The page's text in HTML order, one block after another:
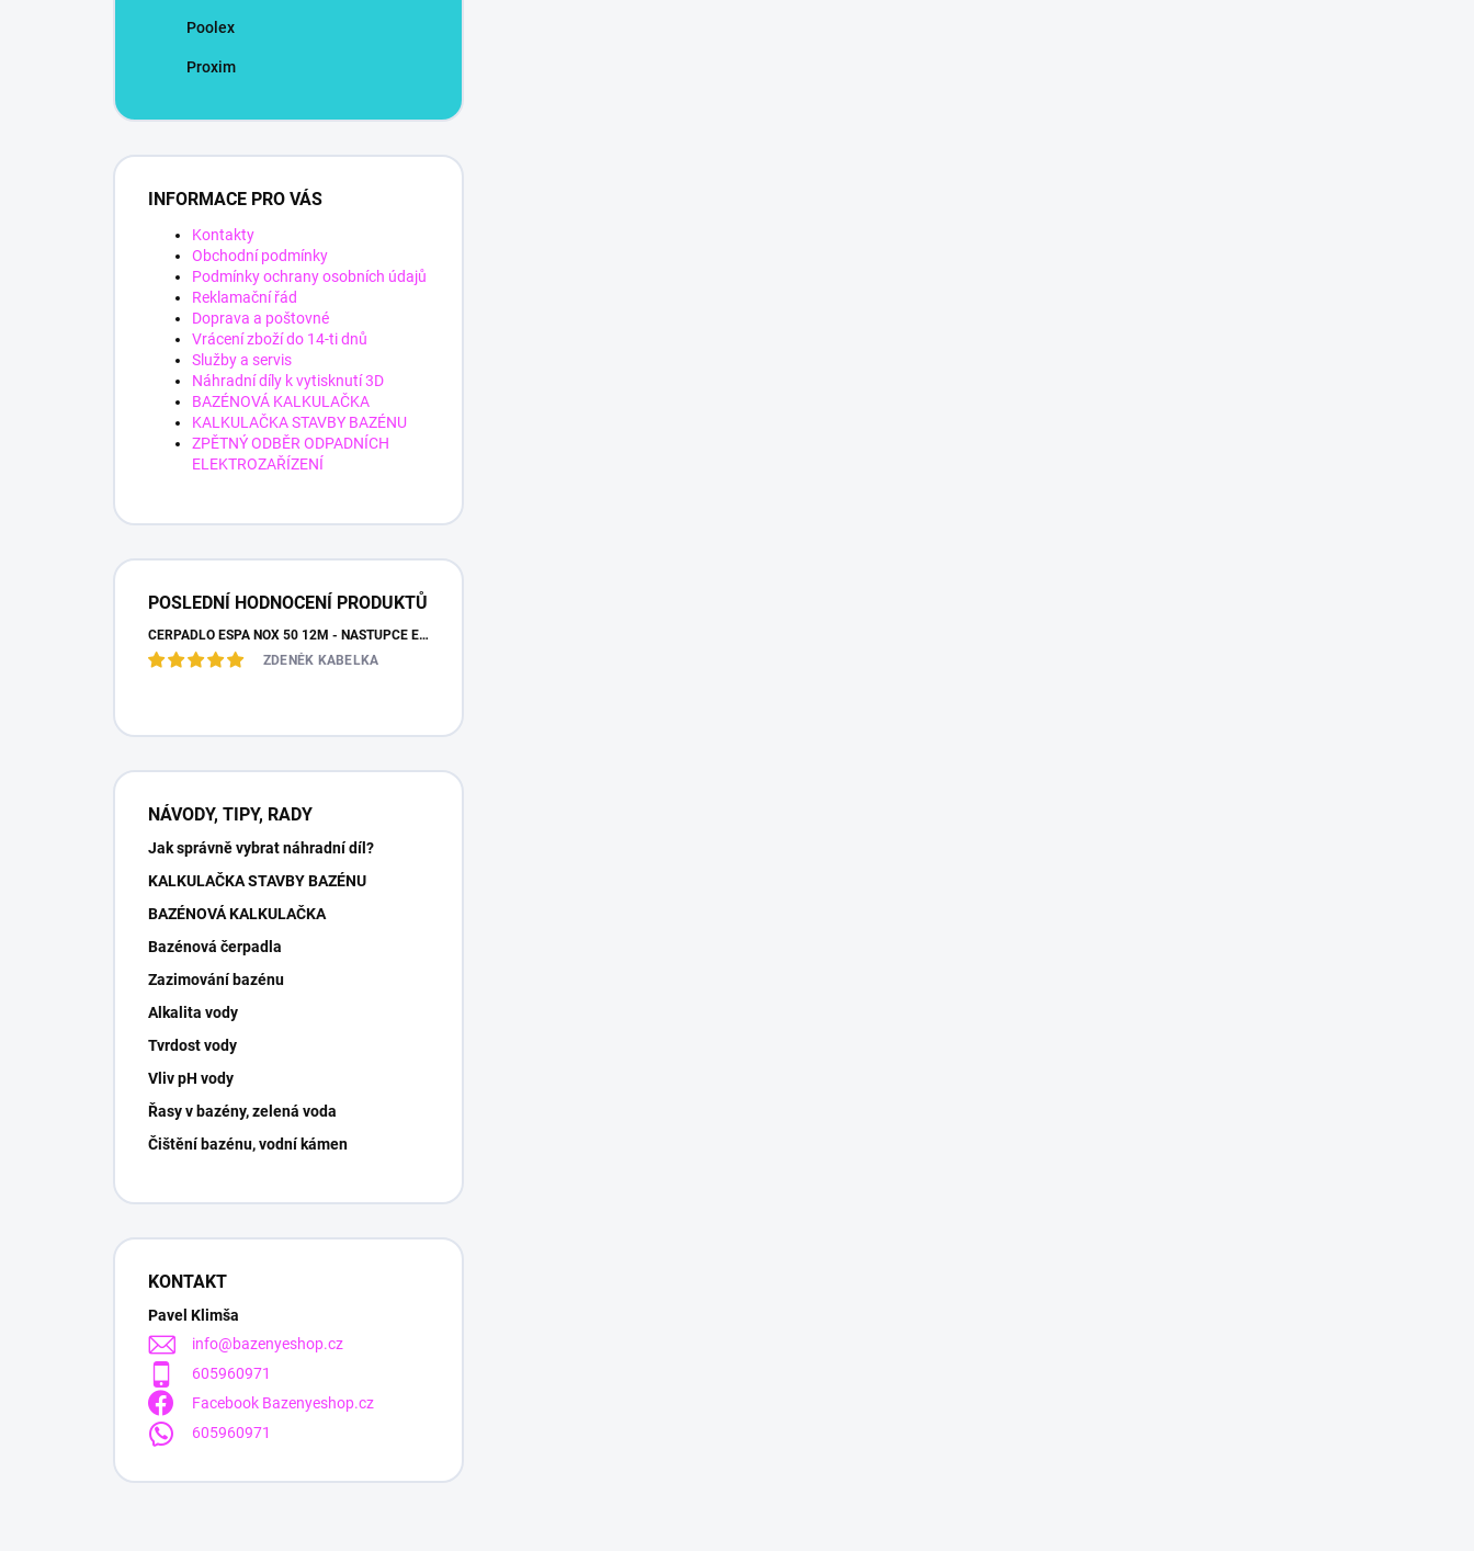
Poolex
Proxim
INFORMACE PRO VÁS
Kontakty
Obchodní podmínky
Podmínky ochrany osobních údajů
Reklamační řád
Doprava a poštovné
Vrácení zboží do 14-ti dnů
Služby a servis
Náhradní díly k vytisknutí 3D
BAZÉNOVÁ KALKULAČKA
KALKULAČKA STAVBY BAZÉNU
ZPĚTNÝ ODBĚR ODPADNÍCH
ELEKTROZAŘÍZENÍ
POSLEDNÍ HODNOCENÍ PRODUKTŮ
ČERPADLO ESPA NOX 50 12M - NÁSTUPCE ESPA IRIS
ZDENĚK KABELKA
NÁVODY, TIPY, RADY
Jak správně vybrat náhradní díl?
KALKULAČKA STAVBY BAZÉNU
BAZÉNOVÁ KALKULAČKA
Bazénová čerpadla
Zazimování bazénu
Alkalita vody
Tvrdost vody
Vliv pH vody
Řasy v bazény, zelená voda
Čištění bazénu, vodní kámen
KONTAKT
Pavel Klimša
info@bazenyeshop.cz
605960971
Facebook Bazenyeshop.cz
605960971